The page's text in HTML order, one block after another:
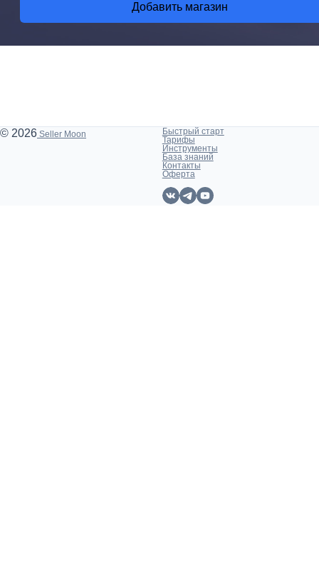
Добавить магазин
© 2026 Seller Moon
Быстрый старт
Тарифы
Инструменты
База знаний
Контакты
Оферта